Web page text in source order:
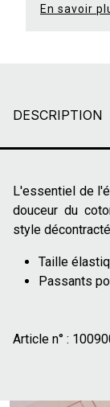
En savoir
DESCRIPTION
L'essentiel de
douceur du
style
Taille
Passants
30% lin :
Article n° :